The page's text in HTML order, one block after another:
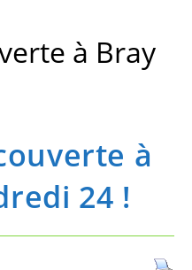
à Bray
à
24 !